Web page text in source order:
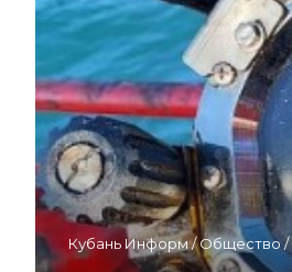
Кубань Информ/Общество/